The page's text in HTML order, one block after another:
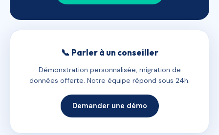
📞 Parler à un conseiller
Démonstration personnalisée, migration de
données offerte. Notre équipe répond sous 24h.
Demander une démo